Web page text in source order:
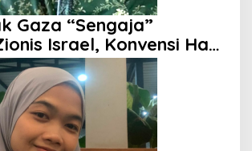
Gaza “Sengaja”
Israel, Konvensi Hak